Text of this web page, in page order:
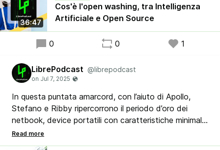
preoccupante nel settore dell'AI, dove le aziende
utilizzano l'etichetta #OpenSource.
36:47
Cos'è l'open washing, tra Intelligenza
Artificiale e Open Source
0 0 1
LibrePodcast @librepodcast
In questa puntata amarcord, con l’aiuto di Apollo,
Stefano e Ribby ripercorrono il periodo d’oro dei
netbook, device portatili con caratteristiche minimali
che avrebbero potuto diffondere Linux e i PC in ogni
dove, ma che alla fine non hanno avuto il successo